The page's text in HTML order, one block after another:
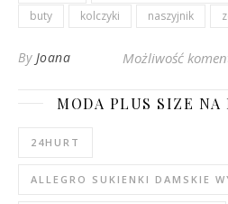
buty
kolczyki naszyjnik
By Joana Możliwość
MODA PLUS SIZE NA
24HURT
ALLEGRO SUKIENKI DAMSKIE